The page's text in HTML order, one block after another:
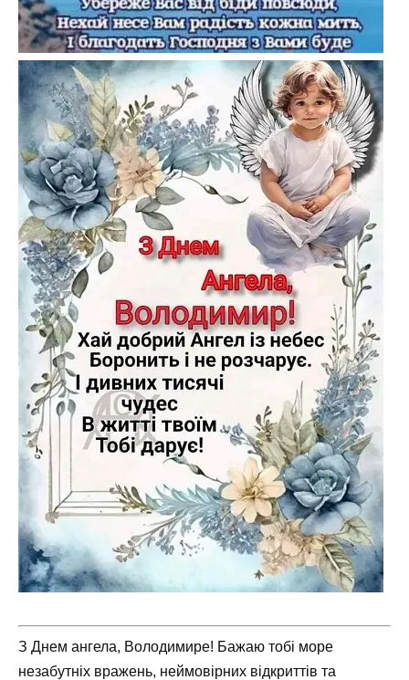
З Днем ангела, Володимире! Бажаю тобі море
незабутніх вражень, неймовірних відкриттів та